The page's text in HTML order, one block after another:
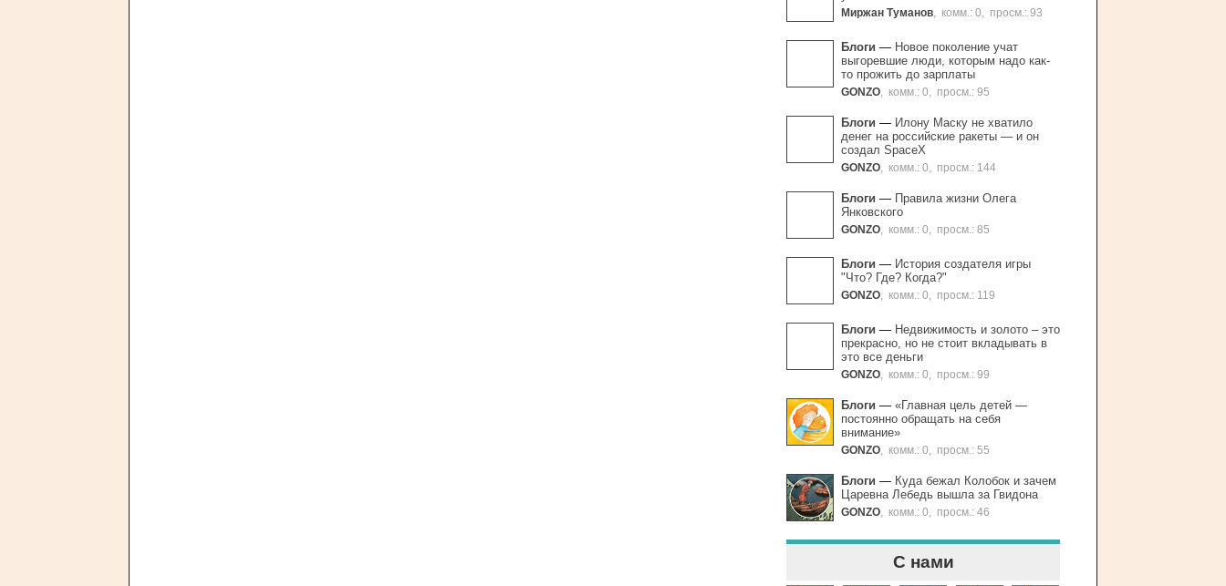
Миржан Туманов комм.: 0 просм.: 93
Блоги — Новое поколение учат
выгоревшие люди, которым надо как-
то прожить до зарплаты
GONZO комм.: 0 просм.: 95
Блоги — Илону Маску не хватило
денег на российские ракеты — и он
создал SpaceХ
GONZO комм.: 0 просм.: 144
Блоги — Правила жизни Олега
Янковского
GONZO комм.: 0 просм.: 85
Блоги — История создателя игры
"Что? Где? Когда?"
GONZO комм.: 0 просм.: 119
Блоги — Недвижимость и золото – это
прекрасно, но не стоит вкладывать в
это все деньги
GONZO комм.: 0 просм.: 99
Блоги — «Главная цель детей —
постоянно обращать на себя
внимание»
GONZO комм.: 0 просм.: 55
Блоги — Куда бежал Колобок и зачем
Царевна Лебедь вышла за Гвидона
GONZO комм.: 0 просм.: 46
С нами